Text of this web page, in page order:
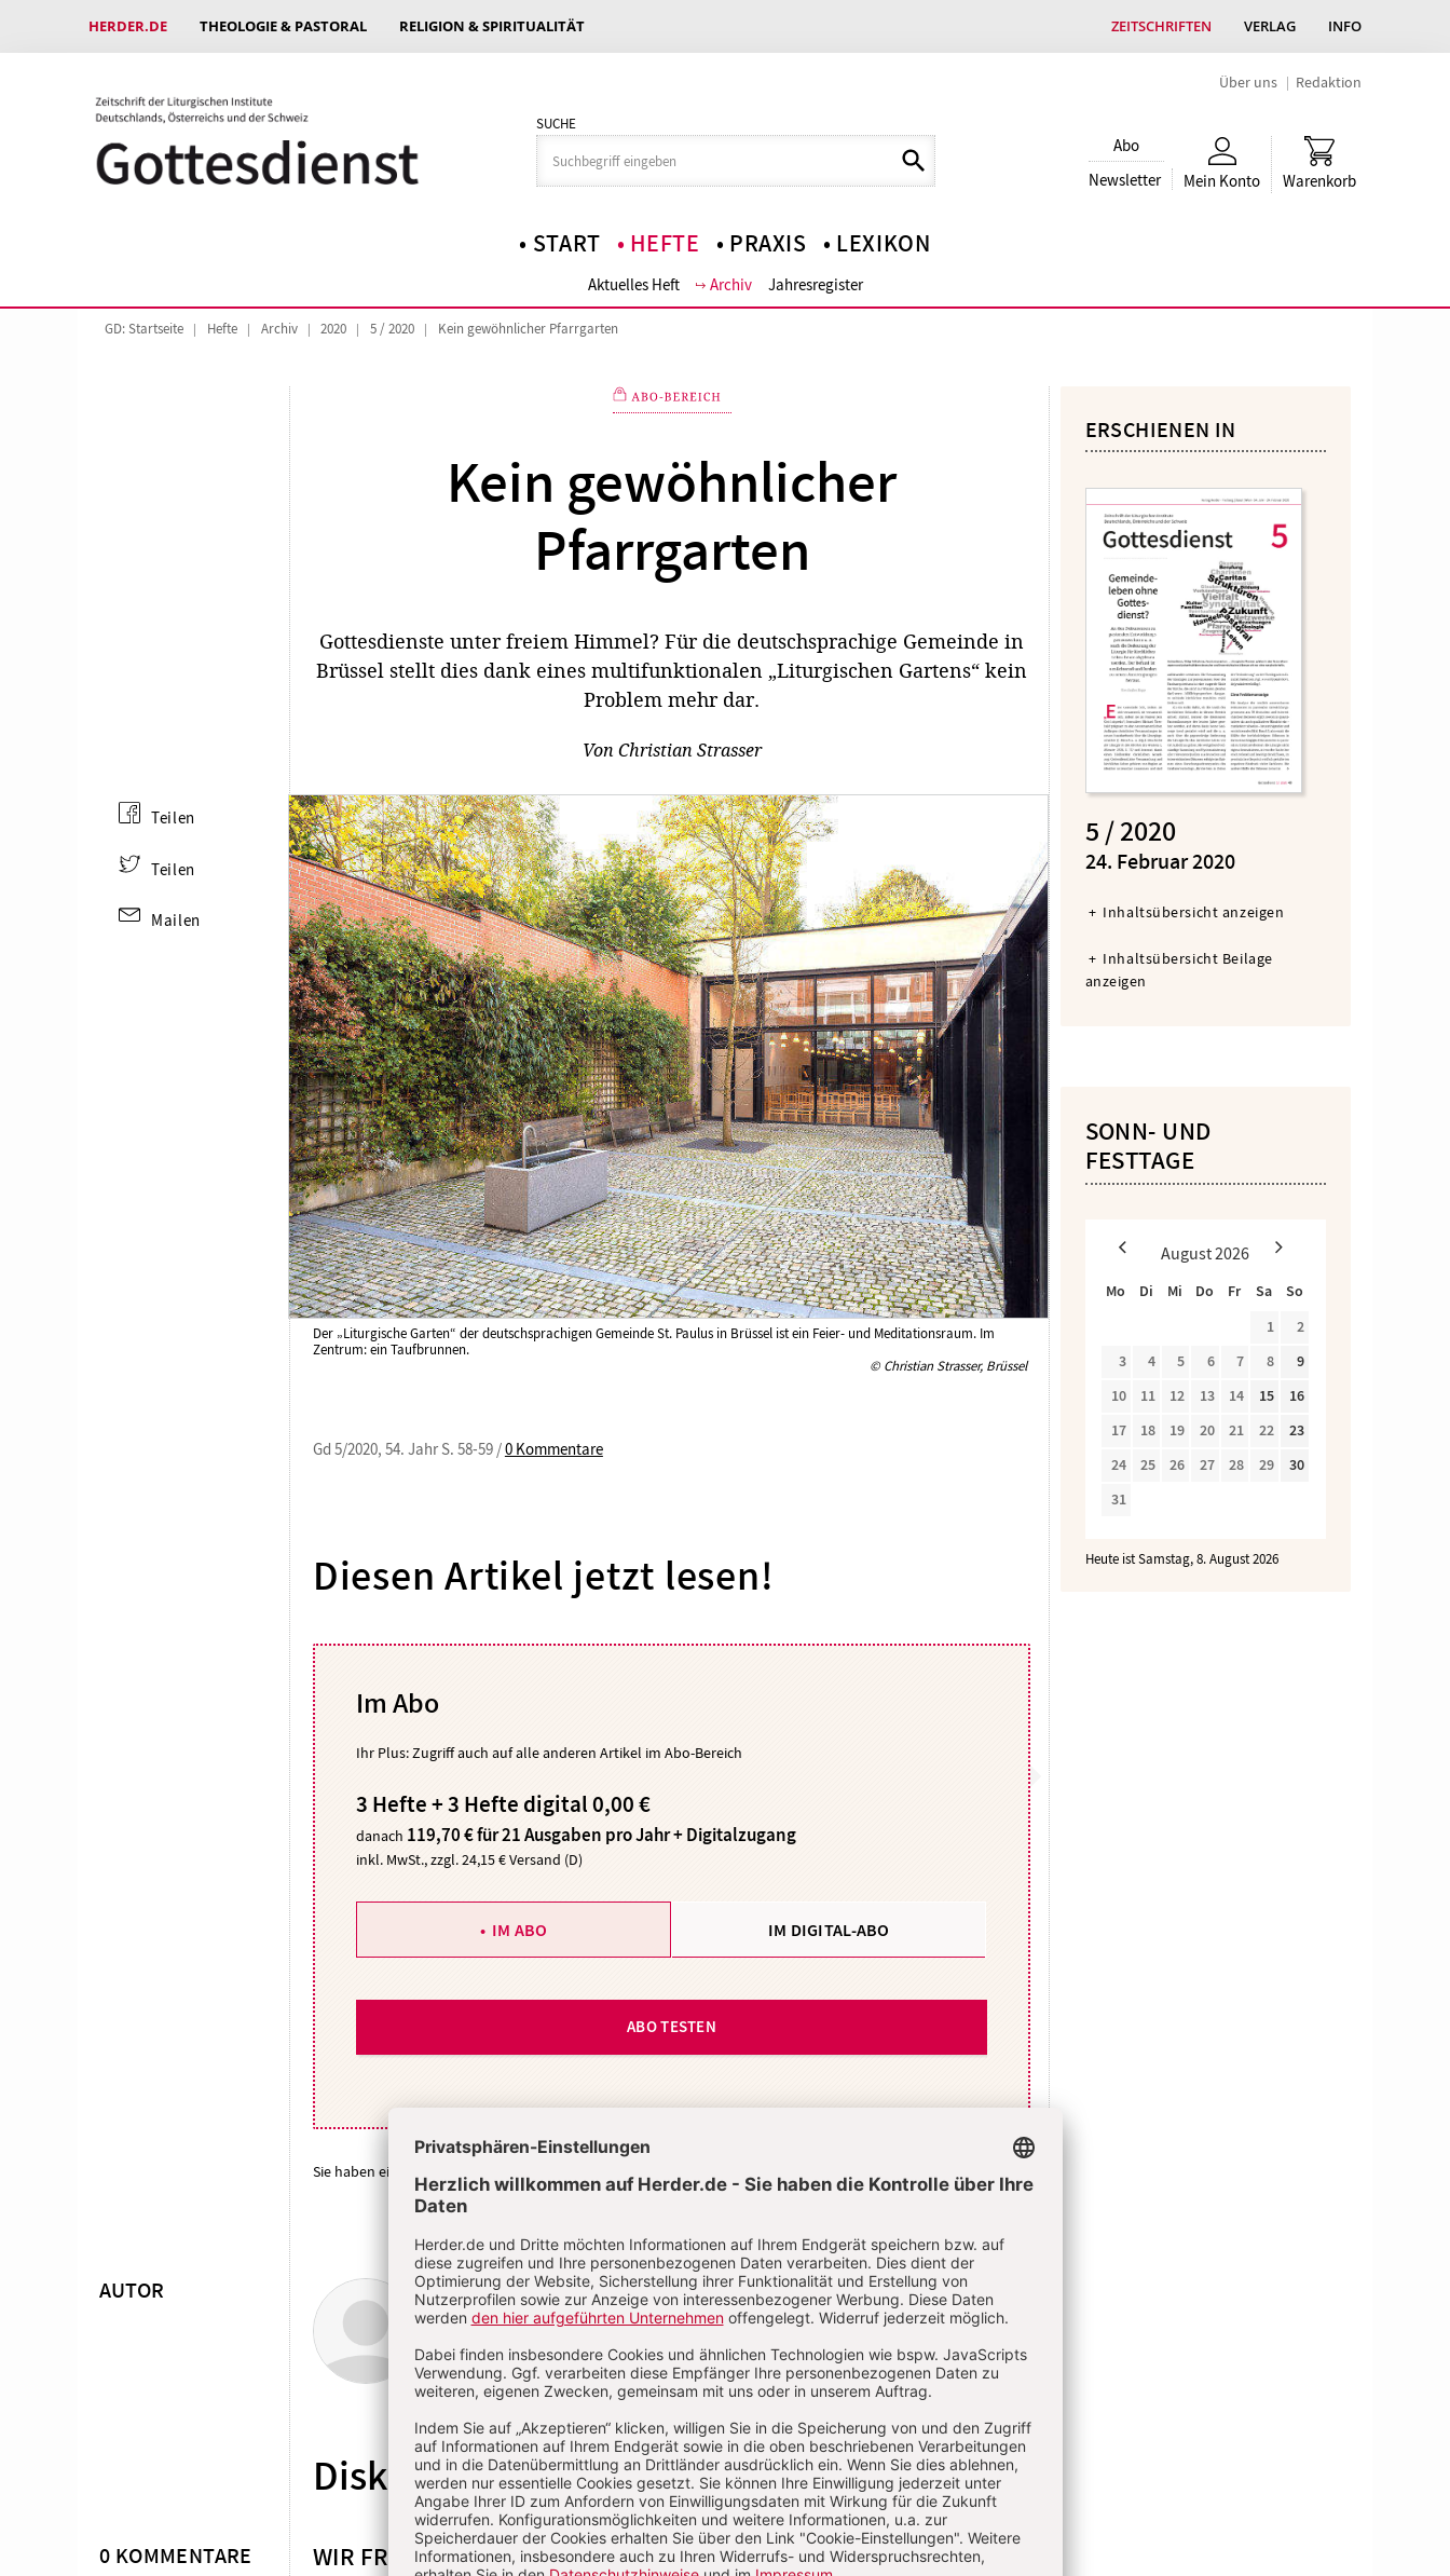
HERDER.DE THEOLOGIE & PASTORAL RELIGION & SPIRITUALITÄT ZEITSCHRIFTEN VERLAG INFO
Über uns Redaktion
SUCHE
Abo
Newsletter
Mein Konto Warenkorb
START HEFTE PRAXIS LEXIKON
Aktuelles Heft Archiv Jahresregister
GD: Startseite Hefte Archiv 2020 5 / 2020 Kein gewöhnlicher Pfarrgarten
Kein gewöhnlicher
Pfarrgarten
Gottesdienste unter freiem Himmel? Für die deutschsprachige Gemeinde in
Brüssel stellt dies dank eines multifunktionalen „Liturgischen Gartens“ kein
Problem mehr dar.
Von Christian Strasser
Der „Liturgische Garten“ der deutschsprachigen Gemeinde St. Paulus in Brüssel ist ein Feier- und Meditationsraum. Im
Zentrum: ein Taufbrunnen.
© Christian Strasser, Brüssel
Gd 5/2020, 54. Jahr S. 58-59 /0 Kommentare
Diesen Artikel jetzt lesen!
Im Abo
Ihr Plus: Zugriff auch auf alle anderen Artikel im Abo-Bereich
3 Hefte + 3 Hefte digital 0,00 €
danach 119,70 € für 21 Ausgaben pro Jahr + Digitalzugang
inkl. MwSt., zzgl. 24,15 € Versand (D)
IM ABO IM DIGITAL-ABO
ABO TESTEN
Sie haben ein Abonnement?
Teilen
Teilen
Mailen
Überschrift
AUTOR Christian Strasser
Diskussion KOMMENTIEREN
0 KOMMENTARE WIR FREUEN UNS ÜBER IHREN KOMMENTAR
ERSCHIENEN IN
5 / 2020
:
24. Februar 2020
Inhaltsübersicht anzeigen
Inhaltsübersicht Beilage
anzeigen
SONN- UND
FESTTAGE
August2026
Mo Di Mi Do Fr Sa
So
1
2
3
4 5 6 7 8
9
10
11 12 13 14 15
16
17
18 19 20 21 22
23
24
25 26 27 28 29
30
31
Heute ist Samstag, 8. August 2026